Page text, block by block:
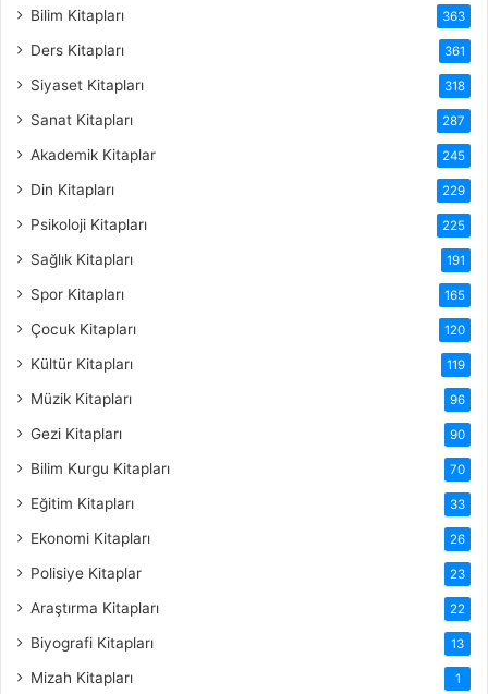
Bilim Kitapları 363
Ders Kitapları 361
Siyaset Kitapları 318
Sanat Kitapları 287
Akademik Kitaplar 245
Din Kitapları 229
Psikoloji Kitapları 225
Sağlık Kitapları 191
Spor Kitapları 165
Çocuk Kitapları 120
Kültür Kitapları 119
Müzik Kitapları 96
Gezi Kitapları 90
Bilim Kurgu Kitapları 70
Eğitim Kitapları 33
Ekonomi Kitapları 26
Polisiye Kitaplar 23
Araştırma Kitapları 22
Biyografi Kitapları 13
Mizah Kitapları 1